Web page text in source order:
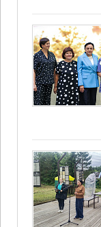
С 2007 г. по 2009 г.
России (г. Санкт-
сельское поселение".
С 2010 по 2016 г.
Награждена:
2011 г.
2012 г. Знаком
2014 г.
2014 г. Почетной